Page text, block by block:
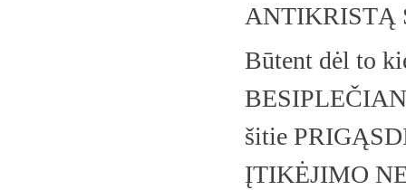
ANTIKRISTĄ
Būtent dėl to
šitie
ĮTIKĖJIMO